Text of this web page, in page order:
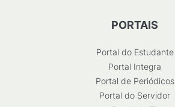
PORTAIS
Portal do Estudante
Portal Integra
Portal de Periódicos
Portal do Servidor